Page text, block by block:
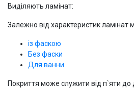
Виділяють ламінат:
Залежно від характеристик ламінат
із фаскою
Без фаски
Для ванни
Покриття може служити від п`яти до